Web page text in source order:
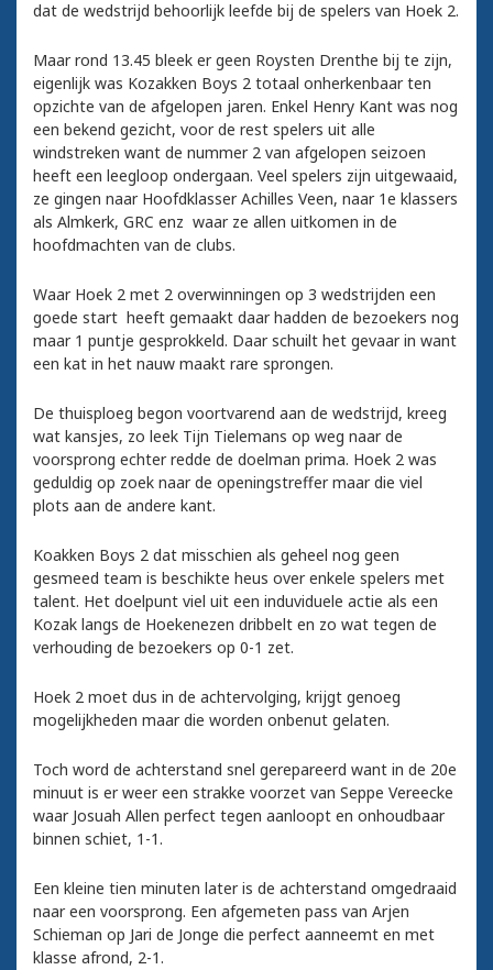
dat de wedstrijd behoorlijk leefde bij de spelers van Hoek 2.
Maar rond 13.45 bleek er geen Roysten Drenthe bij te zijn,
eigenlijk was Kozakken Boys 2 totaal onherkenbaar ten
opzichte van de afgelopen jaren. Enkel Henry Kant was nog
een bekend gezicht, voor de rest spelers uit alle
windstreken want de nummer 2 van afgelopen seizoen
heeft een leegloop ondergaan. Veel spelers zijn uitgewaaid,
ze gingen naar Hoofdklasser Achilles Veen, naar 1e klassers
als Almkerk, GRC enz waar ze allen uitkomen in de
hoofdmachten van de clubs.
Waar Hoek 2 met 2 overwinningen op 3 wedstrijden een
goede start heeft gemaakt daar hadden de bezoekers nog
maar 1 puntje gesprokkeld. Daar schuilt het gevaar in want
een kat in het nauw maakt rare sprongen.
De thuisploeg begon voortvarend aan de wedstrijd, kreeg
wat kansjes, zo leek Tijn Tielemans op weg naar de
voorsprong echter redde de doelman prima. Hoek 2 was
geduldig op zoek naar de openingstreffer maar die viel
plots aan de andere kant.
Koakken Boys 2 dat misschien als geheel nog geen
gesmeed team is beschikte heus over enkele spelers met
talent. Het doelpunt viel uit een induviduele actie als een
Kozak langs de Hoekenezen dribbelt en zo wat tegen de
verhouding de bezoekers op 0-1 zet.
Hoek 2 moet dus in de achtervolging, krijgt genoeg
mogelijkheden maar die worden onbenut gelaten.
Toch word de achterstand snel gerepareerd want in de 20e
minuut is er weer een strakke voorzet van Seppe Vereecke
waar Josuah Allen perfect tegen aanloopt en onhoudbaar
binnen schiet, 1-1.
Een kleine tien minuten later is de achterstand omgedraaid
naar een voorsprong. Een afgemeten pass van Arjen
Schieman op Jari de Jonge die perfect aanneemt en met
klasse afrond, 2-1.